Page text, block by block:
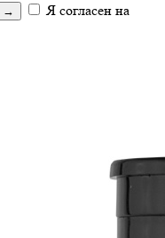
→
Я согласен на